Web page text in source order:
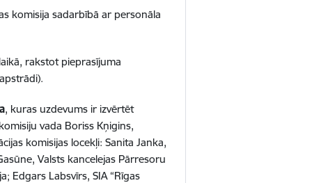
komisija sadarbībā ar personāla
rakstot pieprasījuma
, kuras uzdevums ir izvērtēt
vada Boriss Kņigins,
komisijas locekļi: Sanita Janka,
Valsts kancelejas Pārresoru
Edgars Labsvīrs, SIA “Rīgas